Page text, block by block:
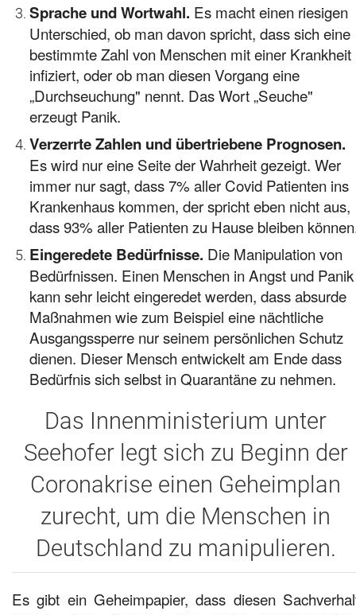
Sprache und Wortwahl. Es macht einen riesigen
Unterschied, ob man davon spricht, dass sich eine
bestimmte Zahl von Menschen mit einer Krankheit
infiziert, oder ob man diesen Vorgang eine
„Durchseuchung" nennt. Das Wort „Seuche"
erzeugt Panik.
Verzerrte Zahlen und übertriebene Prognosen.
Es wird nur eine Seite der Wahrheit gezeigt. Wer
immer nur sagt, dass 7% aller Covid Patienten ins
Krankenhaus kommen, der spricht eben nicht aus,
dass 93% aller Patienten zu Hause bleiben
Eingeredete Bedürfnisse. Die Manipulation von
Bedürfnissen. Einen Menschen in Angst und Panik
kann sehr leicht eingeredet werden, dass absurde
Maßnahmen wie zum Beispiel eine nächtliche
Ausgangssperre nur seinem persönlichen Schutz
dienen. Dieser Mensch entwickelt am Ende dass
Bedürfnis sich selbst in Quarantäne zu nehmen.
Das Innenministerium unter
Seehofer legt sich zu Beginn der
Coronakrise einen Geheimplan
zurecht, um die Menschen in
Deutschland zu manipulieren.
Es gibt ein Geheimpapier, dass diesen